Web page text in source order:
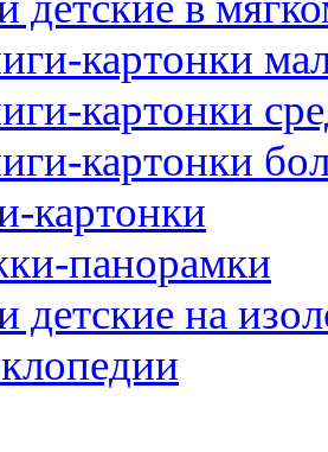
картонки
картонки
картонки
картонки
панорамки
детские на